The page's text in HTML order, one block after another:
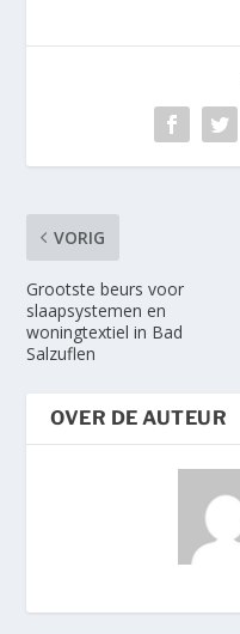
VORIG
Grootste beurs voor
slaapsystemen en
woningtextiel in Bad
Salzuflen
OVER DE AUTEUR